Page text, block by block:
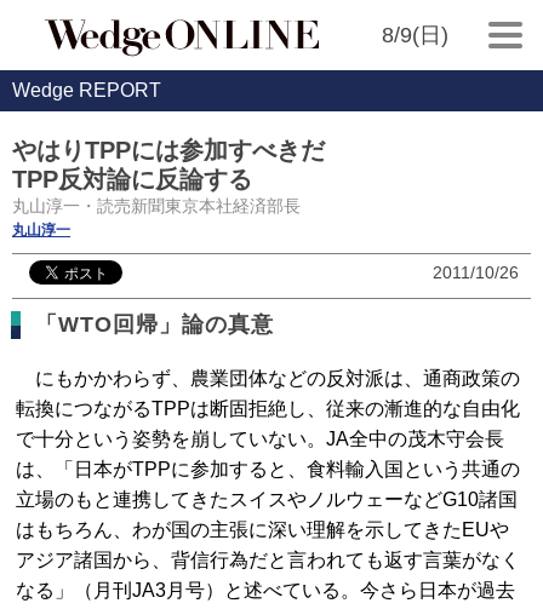
8/9(日)
Wedge REPORT
やはりTPPには参加すべきだ
TPP反対論に反論する
丸山淳一・読売新聞東京本社経済部長
丸山淳一
2011/10/26
「WTO回帰」論の真意
にもかかわらず、農業団体などの反対派は、通商政策の
転換につながるTPPは断固拒絶し、従来の漸進的な自由化
で十分という姿勢を崩していない。JA全中の茂木守会長
は、「日本がTPPに参加すると、食料輸入国という共通の
立場のもと連携してきたスイスやノルウェーなどG10諸国
はもちろん、わが国の主張に深い理解を示してきたEUや
アジア諸国から、背信行為だと言われても返す言葉がなく
なる」（月刊JA3月号）と述べている。今さら日本が過去